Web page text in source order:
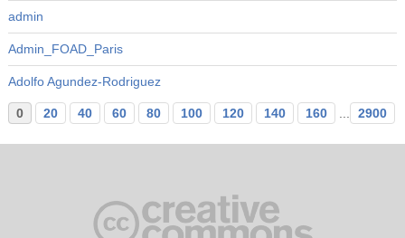
admin
Admin_FOAD_Paris
Adolfo Agundez-Rodriguez
0 20 40 60 80 100 120 140 160 ... 2900